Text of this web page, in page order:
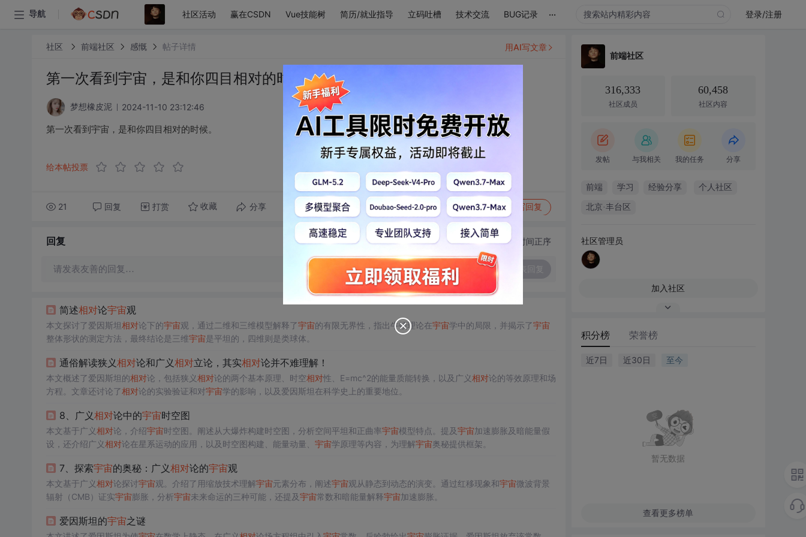
导航 社区活动 赢在CSDN Vue技能树 简历/就业指导 立码吐槽 技术交流 BUG记录 ... 登录/注册
社区 前端社区 感慨 帖子详情
第一次看到宇宙，是和你四目相对的时候。
梦想橡皮泥 2024-11-10 23:12:46
第一次看到宇宙，是和你四目相对的时候。
给本帖投票
21 回复 打赏 收藏 分享 转发到动态 举报 写回复
用AI写文章
回复 切换为时间正序
请发表友善的回复…
简述相对论宇宙观
本文探讨了爱因斯坦相对论下的宇宙观，通过二维和三维模型解释了宇宙的有限无界性，指出牛顿理论在宇宙学中的局限，并揭示了宇宙
整体形状的测定方法，最终结论是三维宇宙是平坦的，四维则是类球体。
通俗解读狭义相对论和广义相对立论，其实相对论并不难理解！
本文概述了爱因斯坦的相对论，包括狭义相对论的两个基本原理、时空相对性、E=mc^2的能量质能转换，以及广义相对论的等效原理和场
方程。文章还讨论了相对论的实验验证和对宇宙学的影响，以及爱因斯坦在科学史上的重要地位。
8、广义相对论中的宇宙时空图
本文基于广义相对论，介绍宇宙时空图。阐述从大爆炸构建时空图，分析空间平坦和正曲率宇宙模型特点。提及宇宙加速膨胀及暗能量假
设，还介绍广义相对论在星系运动的应用，以及时空图构建、能量动量、 宇宙学原理等内容，为理解宇宙奥秘提供框架。
7、探索宇宙的奥秘：广义相对论的宇宙观
本文基于广义相对论探讨宇宙观。介绍了用缩放技术理解宇宙元素分布，阐述宇宙观从静态到动态的演变。通过红移现象和宇宙微波背景
辐射（CMB）证实宇宙膨胀，分析宇宙未来命运的三种可能，还提及宇宙常数和暗能量解释宇宙加速膨胀。
爱因斯坦的宇宙之谜
前端社区
316,333
社区成员
60,458
社区内容
发帖 与我相关 我的任务 分享
前端 学习 经验分享 个人社区
北京·丰台区
社区管理员
加入社区
积分榜 荣誉榜
近7日 近30日 至今
暂无数据
查看更多榜单